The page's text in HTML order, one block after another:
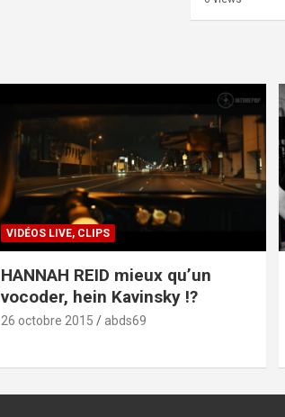
VIDÉOS LIVE, CLIPS
HANNAH REID mieux qu’un
vocoder, hein Kavinsky !?
26 octobre 2015 abds69